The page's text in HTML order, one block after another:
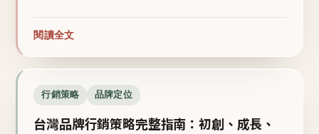
閱讀全文
行銷策略 品牌定位
台灣品牌行銷策略完整指南：初創、成長、